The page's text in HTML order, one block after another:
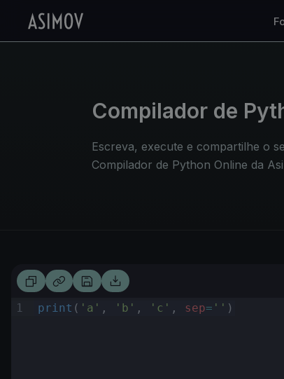
Compilador de
Escreva, execute e compartilhe o
Compilador de Python Online da
1 print ( 'a' , 'b' , 'c' , sep= '' )